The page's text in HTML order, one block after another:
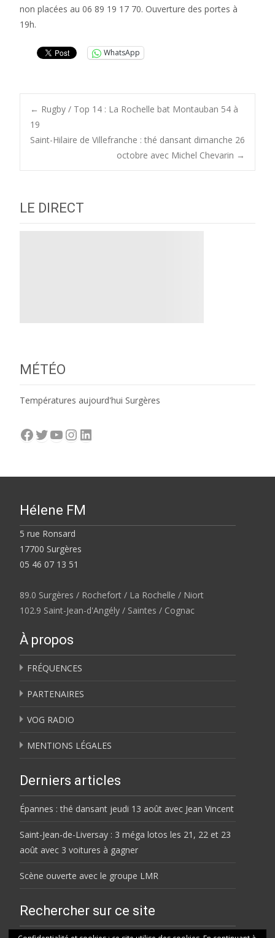
non placées au 06 89 19 17 70. Ouverture des portes à
19h.
WhatsApp
Post
navigation
← Rugby / Top 14 : La Rochelle bat Montauban 54 à
19
Saint-Hilaire de Villefranche : thé dansant dimanche 26
octobre avec Michel Chevarin →
LE DIRECT
MÉTÉO
Températures aujourd'hui Surgères
Facebook
Twitter
YouTube
Instagram
LinkedIn
Hélene FM
5 rue Ronsard
17700 Surgères
05 46 07 13 51
89.0 Surgères / Rochefort / La Rochelle / Niort
102.9 Saint-Jean-d'Angély / Saintes / Cognac
À propos
FRÉQUENCES
PARTENAIRES
VOG RADIO
MENTIONS LÉGALES
Derniers articles
Épannes : thé dansant jeudi 13 août avec Jean Vincent
Saint-Jean-de-Liversay : 3 méga lotos les 21, 22 et 23
août avec 3 voitures à gagner
Scène ouverte avec le groupe LMR
Rechercher sur ce site
Rechercher